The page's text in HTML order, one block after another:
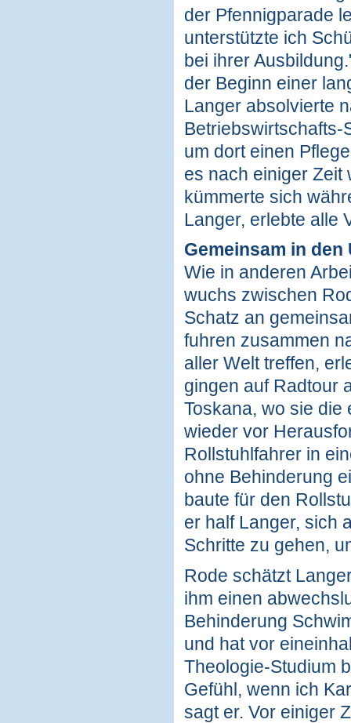
der Pfennigparade
unterstützte ich
bei ihrer
der Beginn einer
Langer absolvierte
Betriebswirtschafts-
um dort einen
es nach einiger Zeit
kümmerte sich
Langer, erlebte alle
Gemeinsam in den
Wie in anderen
wuchs zwischen
Schatz an
fuhren zusammen
aller Welt treffen,
gingen auf Radtour
Toskana, wo sie die
wieder vor
Rollstuhlfahrer in
ohne Behinderung
baute für den
er half Langer, sich
Schritte zu gehen,
Rode schätzt
ihm einen
Behinderung
und hat vor
Theologie-Studium
Gefühl, wenn ich
sagt er. Vor einiger